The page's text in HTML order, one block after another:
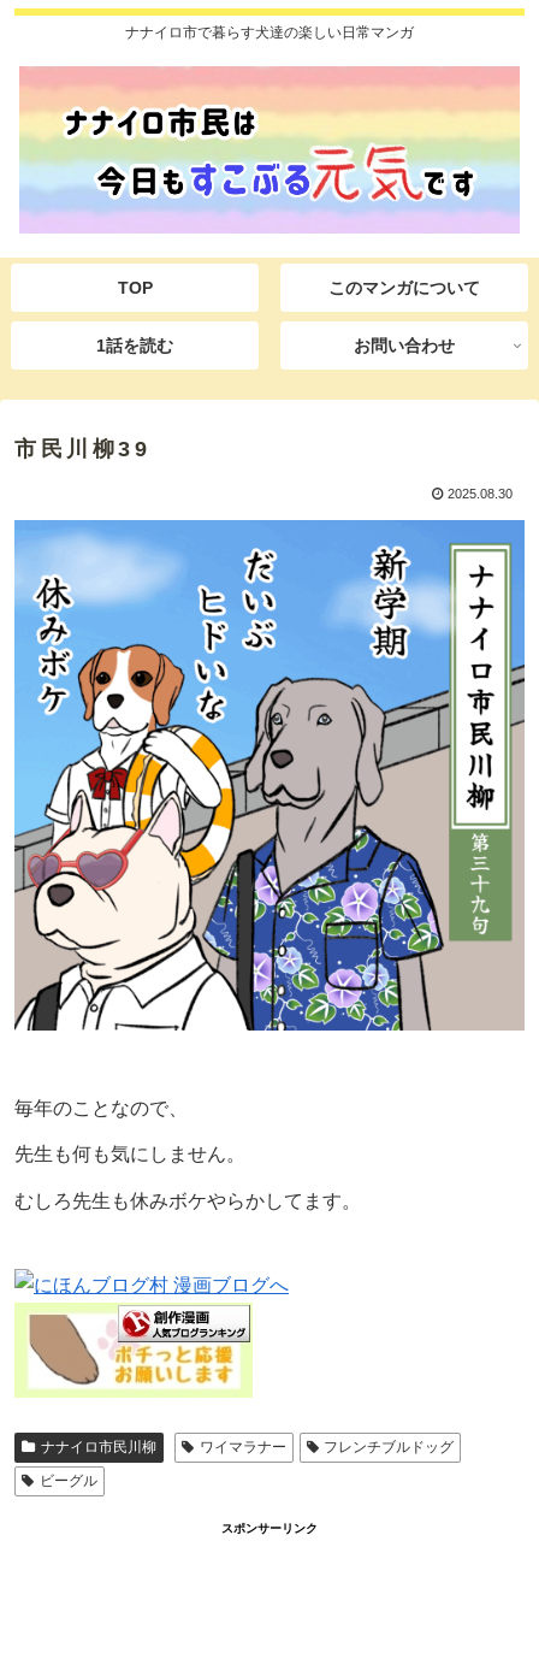
ナナイロ市で暮らす犬達の楽しい日常マンガ
TOP このマンガについて
1話を読む お問い合わせ
市民川柳39
2025.08.30
毎年のことなので、
先生も何も気にしません。
むしろ先生も休みボケやらかしてます。
ナナイロ市民川柳 ワイマラナー
フレンチブルドッグ
ビーグル
スポンサーリンク